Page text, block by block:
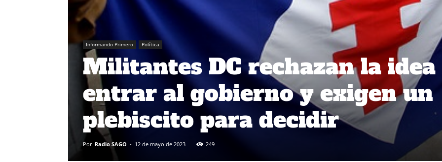
Informando Primero Política
Militantes DC rechazan la idea
entrar al gobierno y exigen un
plebiscito para decidir
Por Radio SAGO - 12 de mayo de 2023 249